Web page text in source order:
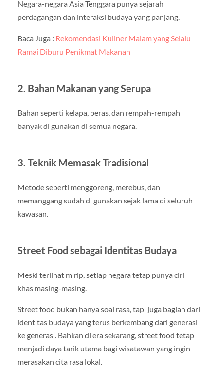
Negara-negara Asia Tenggara punya sejarah
perdagangan dan interaksi budaya yang panjang.
Baca Juga : Rekomendasi Kuliner Malam yang Selalu
Ramai Diburu Penikmat Makanan
2. Bahan Makanan yang Serupa
Bahan seperti kelapa, beras, dan rempah-rempah
banyak di gunakan di semua negara.
3. Teknik Memasak Tradisional
Metode seperti menggoreng, merebus, dan
memanggang sudah di gunakan sejak lama di seluruh
kawasan.
Street Food sebagai Identitas Budaya
Meski terlihat mirip, setiap negara tetap punya ciri
khas masing-masing.
Street food bukan hanya soal rasa, tapi juga bagian dari
identitas budaya yang terus berkembang dari generasi
ke generasi. Bahkan di era sekarang, street food tetap
menjadi daya tarik utama bagi wisatawan yang ingin
merasakan cita rasa lokal.